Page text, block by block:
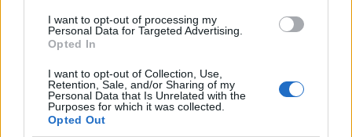
I want to opt-out of processing my
Personal Data for Targeted Advertising.
Opted In
I want to opt-out of Collection, Use,
Retention, Sale, and/or Sharing of my
Personal Data that Is Unrelated with the
Purposes for which it was collected.
Opted Out